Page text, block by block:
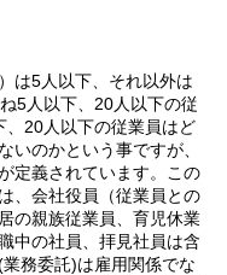
は5人以下、それ以外は
5人以下、20人以下の従
、20人以下の従業員はど
いのかという事ですが、
定義されています。
この
、会社役員（従業員との
の親族従業員、育児休業
中の社員、拝見社員は含
務委託)は雇用関係でな